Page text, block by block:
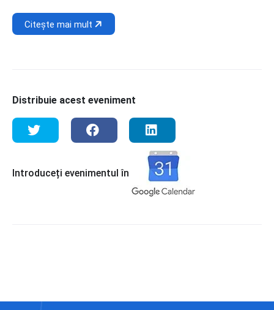
Citește mai mult
Distribuie acest eveniment
Introduceți evenimentul în